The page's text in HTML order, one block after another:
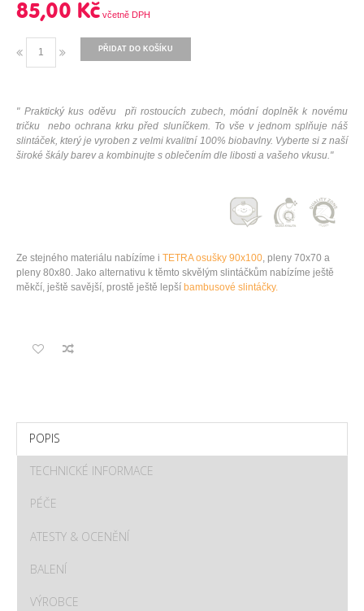
85,00 Kč
PŘIDAT DO KOŠÍKU
" Praktický kus oděvu při rostoucích zubech, módní doplněk k novému
tričku nebo ochrana krku před sluníčkem. To vše v jednom splňuje náš
slintáček, který je vyroben z velmi kvalitní 100% biobavlny. Vyberte si z naší
široké škály barev a kombinujte s oblečením dle libosti a vašeho vkusu."
Ze stejného materiálu nabízíme i TETRA osušky 90x100, pleny 70x70 a
pleny 80x80. Jako alternativu k těmto skvělým slintáčkům nabízíme ještě
měkčí, ještě savější, prostě ještě lepší bambusové slintáčky.
POPIS
TECHNICKÉ INFORMACE
PÉČE
ATESTY & OCENĚNÍ
BALENÍ
VÝROBCE